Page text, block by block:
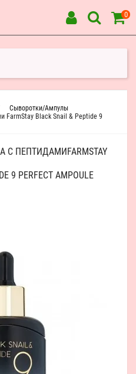
0
Сыворотки/Ампулы
FarmStay Black Snail & Peptide 9
ПЕПТИДАМИFARMSTAY
9 PERFECT AMPOULE